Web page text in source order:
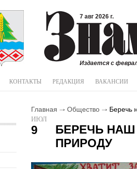
7 авг 2026 г.
Издается с
КОНТАКТЫ РЕДАКЦИЯ ВАКАНСИИ
Главная Общество
ИЮЛ
9
БЕРЕЧЬ
ПРИРОДУ